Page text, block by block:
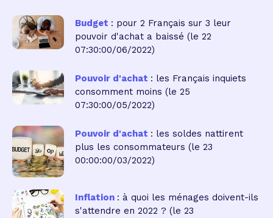
Budget : pour 2 Français sur 3 leur
pouvoir d'achat a baissé (le 22
07:30:00/06/2022)
Pouvoir d'achat : les Français inquiets
consomment moins (le 25
07:30:00/05/2022)
Pouvoir d'achat : les soldes nattirent
plus les consommateurs (le 23
00:00:00/03/2022)
Inflation : à quoi les ménages doivent-ils
s'attendre en 2022 ? (le 23